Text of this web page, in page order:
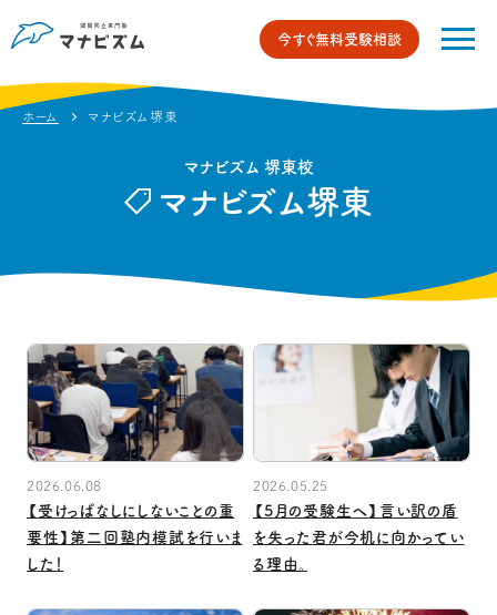
今すぐ無料受験相談
ホーム マナビズム堺東
マナビズム 堺東校
マナビズム堺東
2026.06.08
【受けっぱなしにしないことの重
要性】第二回塾内模試を行いま
した！
2026.05.25
【5月の受験生へ】言い訳の盾
を失った君が今机に向かってい
る理由。